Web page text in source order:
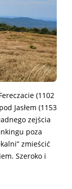
(1102
Jasłem (1153
zejścia
poza
zmieścić
Szeroko i